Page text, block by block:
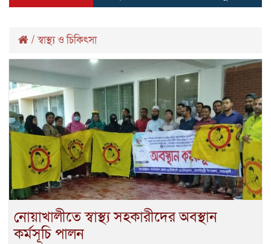
/স্বাস্থ্য ও চিকিৎসা
নোয়াখালীতে স্বাস্থ্য সহকারীদের অবস্থান
কর্মসূচি পালন